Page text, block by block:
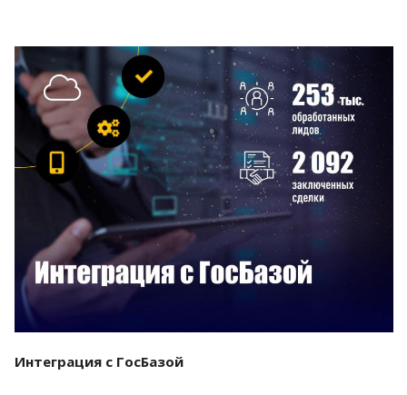
Смотреть проект
Интеграция с ГосБазой